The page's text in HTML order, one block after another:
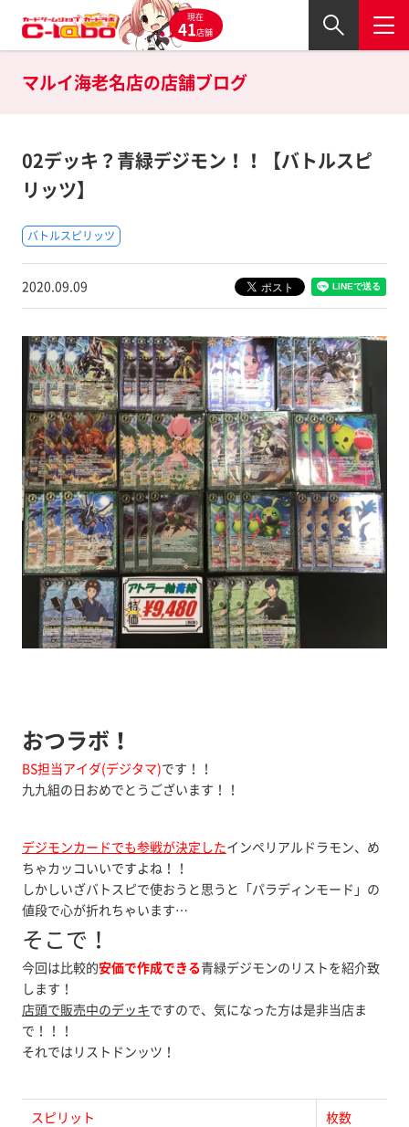
現在
41店舗
マルイ海老名店の店舗ブログ
02デッキ？青緑デジモン！！【バトルスピ
リッツ】
バトルスピリッツ
2020.09.09
おつラボ！
BS担当アイダ(デジタマ)です！！
九九組の日おめでとうございます！！
デジモンカードでも参戦が決定したインペリアルドラモン、め
ちゃカッコいいですよね！！
しかしいざバトスピで使おうと思うと「パラディンモード」の
値段で心が折れちゃいます…
そこで！
今回は比較的安価で作成できる青緑デジモンのリストを紹介致
します！
店頭で販売中のデッキですので、気になった方は是非当店ま
で！！！
それではリストドンッツ！
スピリット
枚数